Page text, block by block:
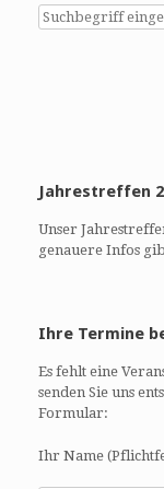
Jahrestreffen
Unser
genauere Infos
Ihre Termine
Es fehlt eine
senden Sie uns
Formular:
Ihr Name